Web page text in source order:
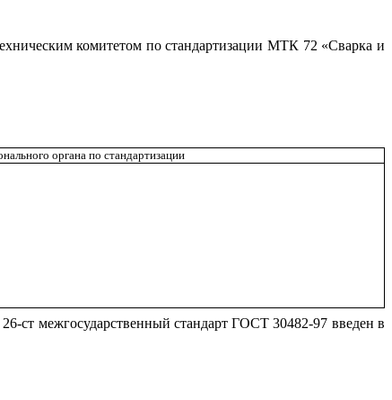
комитетом по стандартизации МТК 72 «Сварка и
органа по стандартизации
ст межгосударственный стандарт ГОСТ 30482-97 введен в